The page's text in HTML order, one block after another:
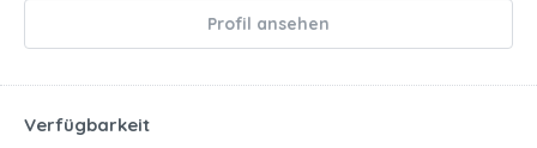
Profil ansehen
Verfügbarkeit